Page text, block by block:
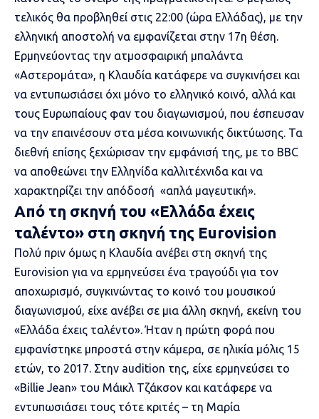
τελικός θα προβληθεί στις 22:00 (ώρα Ελλάδας), με την
ελληνική αποστολή να εμφανίζεται στην 17η θέση.
Ερμηνεύοντας την ατμοσφαιρική μπαλάντα
«Αστερομάτα», η Κλαυδία κατάφερε να συγκινήσει και
να εντυπωσιάσει όχι μόνο το ελληνικό κοινό, αλλά και
τους Ευρωπαίους φαν του διαγωνισμού, που έσπευσαν
να την επαινέσουν στα μέσα κοινωνικής δικτύωσης. Τα
διεθνή επίσης ξεχώρισαν την εμφάνισή της, με το BBC
να αποθεώνει την Ελληνίδα καλλιτέχνιδα και να
χαρακτηρίζει την απόδοσή «απλά μαγευτική».
Από τη σκηνή του «Ελλάδα έχεις
ταλέντο» στη σκηνή της Eurovision
Πολύ πριν όμως η Κλαυδία ανέβει στη σκηνή της
Eurovision για να ερμηνεύσει ένα τραγούδι για τον
αποχωρισμό, συγκινώντας το κοινό του μουσικού
διαγωνισμού, είχε ανέβει σε μια άλλη σκηνή, εκείνη του
«Ελλάδα έχεις ταλέντο». Ήταν η πρώτη φορά που
εμφανίστηκε μπροστά στην κάμερα, σε ηλικία μόλις 15
ετών, το 2017. Στην audition της, είχε ερμηνεύσει το
«Billie Jean» του Μάικλ Τζάκσον και κατάφερε να
εντυπωσιάσει τους τότε κριτές – τη Μαρία